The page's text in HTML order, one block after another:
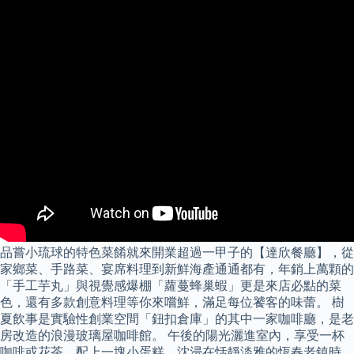
品嘗小琉球的特色菜餚就來開業超過一甲子的【達欣餐廳】，從
家鄉菜、手路菜、宴席料理到新鮮海產通通都有，年銷上萬顆的
「手工芋丸」與視覺感爆棚「蘿蔓蜂巢蝦」更是來店必點的菜
色，還有多款創意料理等你來嚐鮮，滿足每位饕客的味蕾。 樹
夏飲事是實驗性創業空間「鈕扣倉庫」的其中一家咖啡廳，是老
房改造的浪漫玻璃屋咖啡館。 午後的陽光灑進室內，享受一杯